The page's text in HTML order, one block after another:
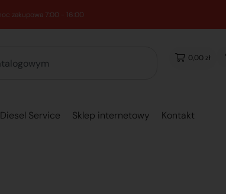
zakupowa 7:00 - 16:00
0,00 zł
Service Sklep internetowy Kontakt